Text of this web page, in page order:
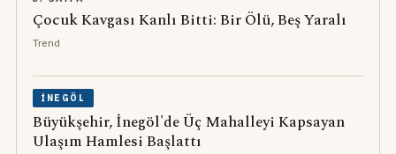
Çocuk Kavgası Kanlı Bitti: Bir Ölü, Beş Yaralı
Trend
İNEGÖL
Büyükşehir, İnegöl'de Üç Mahalleyi Kapsayan
Ulaşım Hamlesi Başlattı